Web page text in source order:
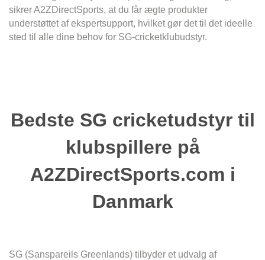
sikrer A2ZDirectSports, at du får ægte produkter
understøttet af ekspertsupport, hvilket gør det til det ideelle
sted til alle dine behov for SG-cricketklubudstyr.
Bedste SG cricketudstyr til
klubspillere på
A2ZDirectSports.com i
Danmark
SG (Sanspareils Greenlands) tilbyder et udvalg af